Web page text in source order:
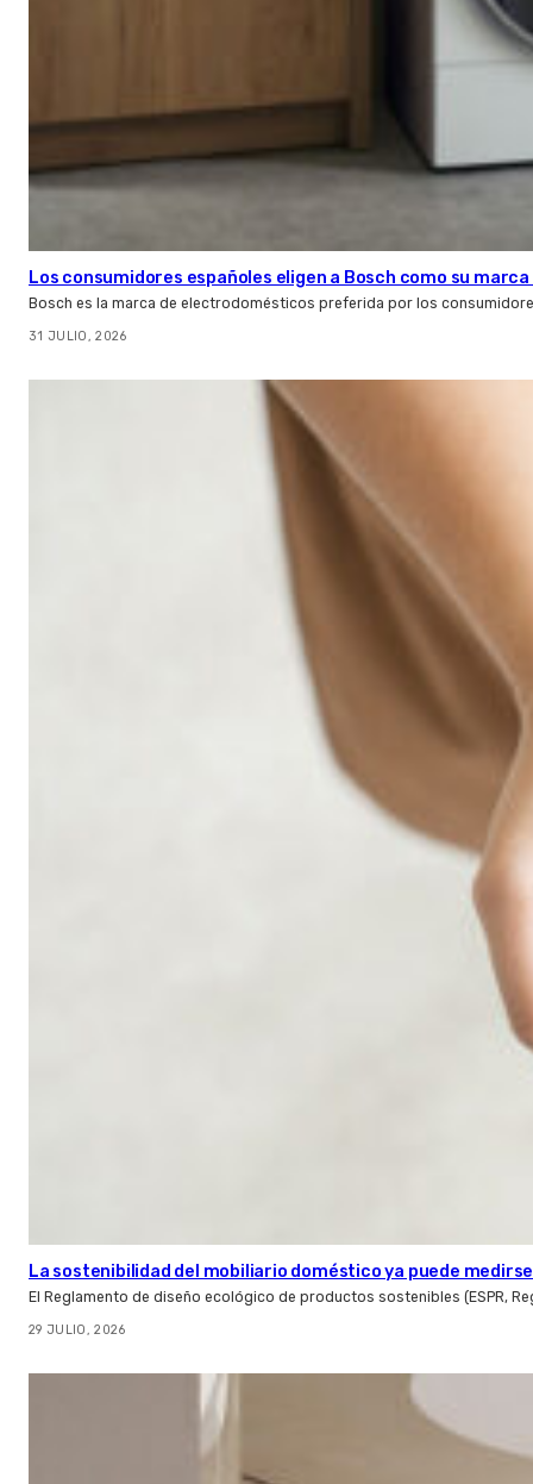
Los consumidores españoles eligen a Bosch como su
Bosch es la marca de electrodomésticos preferida por los
31 JULIO, 2026
La sostenibilidad del mobiliario doméstico ya puede
El Reglamento de diseño ecológico de productos sostenibles (ESPR,
29 JULIO, 2026